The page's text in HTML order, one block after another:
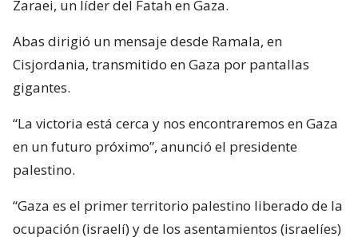
Zaraei, un líder del Fatah en Gaza.
Abas dirigió un mensaje desde Ramala, en
Cisjordania, transmitido en Gaza por pantallas
gigantes.
“La victoria está cerca y nos encontraremos en Gaza
en un futuro próximo”, anunció el presidente
palestino.
“Gaza es el primer territorio palestino liberado de la
ocupación (israelí) y de los asentamientos (israelíes)